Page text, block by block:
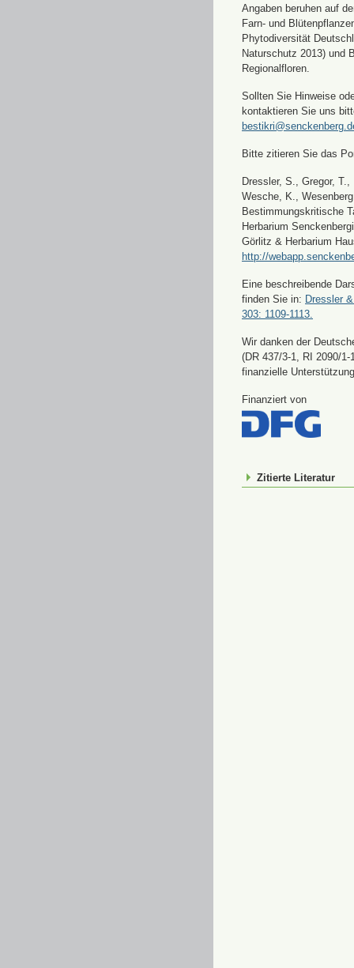
Angaben beruhen auf
Farn- und
Phytodiversität
Naturschutz 2013) und
Regionalfloren.
Sollten Sie Hinweise
kontaktieren Sie uns
Bitte zitieren Sie das
Dressler, S., Gregor,
Wesche, K.,
Bestimmungskritische
Herbarium
Görlitz & Herbarium
http://
Eine beschreibende
finden Sie in: Dressler
303: 1109-1113.
Wir danken der
(DR 437/3-1, RI 2090/
finanzielle
Finanziert von
Zitierte Literatur